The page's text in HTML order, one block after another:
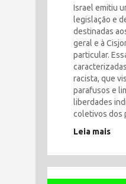
Israel emitiu
legislação e
destinadas
geral e à
particular.
racista, que
parafusos e
liberdades
coletivos dos
Leia mais